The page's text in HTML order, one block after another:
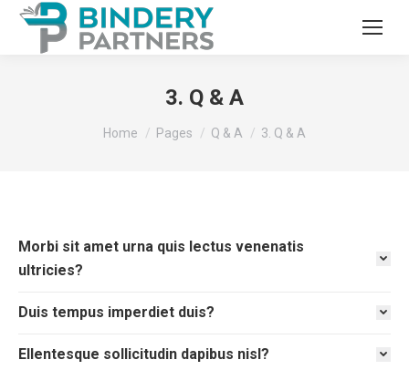
3. Q & A
You are here:
Home Pages Q & A 3. Q & A
Morbi sit amet urna quis lectus venenatis
ultricies?
Duis tempus imperdiet duis?
Ellentesque sollicitudin dapibus nisl?